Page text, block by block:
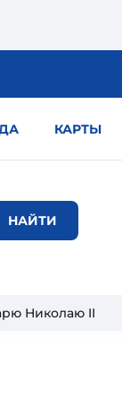
КАРТЫ
Николаю II